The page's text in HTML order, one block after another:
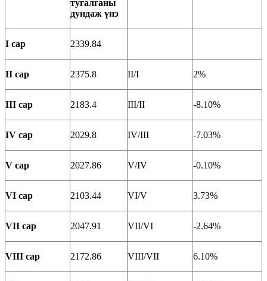
тугалганы
дундаж үнэ
I сар 2339.84
II сар 2375.8 II/I 2%
III сар 2183.4 III/II -8.10%
IV сар 2029.8 IV/III -7.03%
V сар 2027.86 V/IV -0.10%
VI сар 2103.44 VI/V 3.73%
VII сар 2047.91 VII/VI -2.64%
VIII сар 2172.86 VIII/VII 6.10%